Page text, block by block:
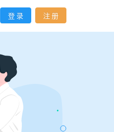
登 录 注 册